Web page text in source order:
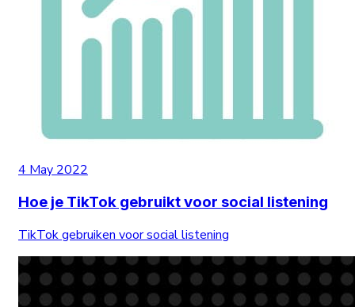
4 May 2022
Hoe je TikTok gebruikt voor social listening
TikTok gebruiken voor social listening